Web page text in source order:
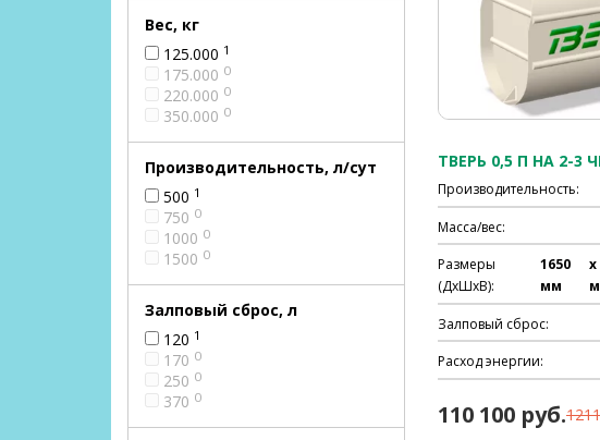
Вес, кг
125.000 1
175.000 0
220.000 0
350.000 0
Производительность, л/сут
500 1
750 0
1000 0
1500 0
Залповый сброс, л
120 1
170 0
250 0
370 0
ТВЕРЬ 0,5 П НА 2-3
Производительность:
Масса/вес:
Размеры
(ДхШхВ):
1650
мм
x
Залповый сброс:
Расход энергии:
110 100 руб.